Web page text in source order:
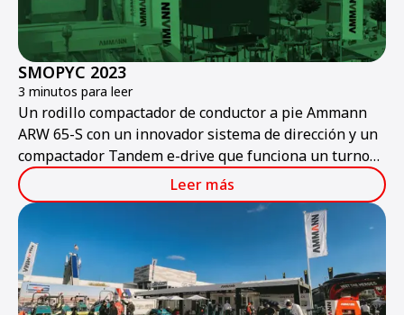
SMOPYC 2023
3 minutos para leer
Un rodillo compactador de conductor a pie Ammann
ARW 65-S con un innovador sistema de dirección y un
compactador Tandem e-drive que funciona un turno
completo son algunos de los productos Ammann
presentados en la feria de obras públicas y
construcción.
Leer más